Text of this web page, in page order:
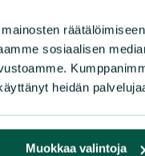
sosiaalisen
heidän
Muokkaa valintoja